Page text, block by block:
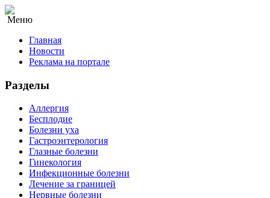
Меню
Главная
Новости
Реклама на портале
Разделы
Аллергия
Бесплодие
Болезни уха
Гастроэнтерология
Глазные болезни
Гинекология
Инфекционные болезни
Лечение за границей
Нервные болезни